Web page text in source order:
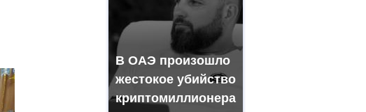
В ОАЭ произошло
жестокое убийство
криптомиллионера